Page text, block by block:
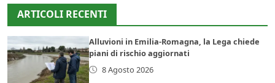
ARTICOLI RECENTI
Alluvioni in Emilia-Romagna, la Lega chiede
piani di rischio aggiornati
8 Agosto 2026